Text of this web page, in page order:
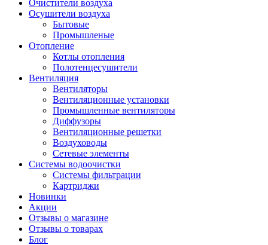
Очистители воздуха
Осушители воздуха
Бытовые
Промышленые
Отопление
Котлы отопления
Полотенцесушители
Вентиляция
Вентиляторы
Вентиляционные установки
Промышленные вентиляторы
Диффузоры
Вентиляционные решетки
Воздуховоды
Сетевые элементы
Системы водоочистки
Системы фильтрации
Картриджи
Новинки
Акции
Отзывы о магазине
Отзывы о товарах
Блог